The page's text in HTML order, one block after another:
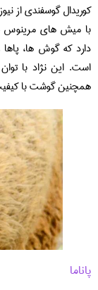
کوریدال گوسفندی از
با میش های مرینوس
دارد که گوش ها،
همچنین گوشت با
پاناما